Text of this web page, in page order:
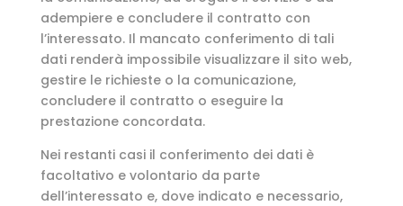
adempiere e concludere il contratto con
l’interessato. Il mancato conferimento di tali
dati renderà impossibile visualizzare il sito web,
gestire le richieste o la comunicazione,
concludere il contratto o eseguire la
prestazione concordata.
Nei restanti casi il conferimento dei dati è
facoltativo e volontario da parte
dell’interessato e, dove indicato e necessario,